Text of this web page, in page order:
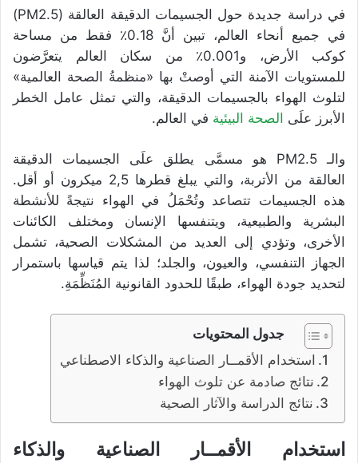
في دراسة جديدة حول الجسيمات الدقيقة العالقة (PM2.5)
في جميع أنحاء العالم، تبين أنَّ 0.18٪ فقط من مساحة
كوكب الأرض، و0.001٪ من سكان العالم يتعرَّضون
للمستويات الآمنة التي أوصتْ بها «منظمةُ الصحة العالمية»
لتلوث الهواء بالجسيمات الدقيقة، والتي تمثل عامل الخطر
الأبرز علَى الصحة البيئية في العالم.
والـ PM2.5 هو مسمَّى يطلق علَى الجسيمات الدقيقة
العالقة من الأتربة، والتي يبلغ قطرها 2,5 ميكرون أو أقل.
هذه الجسيمات تتصاعد وتُحْمَلُ في الهواء نتيجةً للأنشطة
البشرية والطبيعية، ويتنفسها الإنسان ومختلف الكائنات
الأخرى، وتؤدي إلى العديد من المشكلات الصحية، تشمل
الجهاز التنفسي، والعيون، والجلد؛ لذا يتم قياسها باستمرار
لتحديد جودة الهواء، طبقًا للحدود القانونية المُنَظِّمَةِ.
جدول المحتويات
استخدام الأقمــار الصناعية والذكاء الاصطناعي
نتائج صادمة عن تلوث الهواء
نتائج الدراسة والآثار الصحية
استخدام الأقمــار الصناعية والذكاء